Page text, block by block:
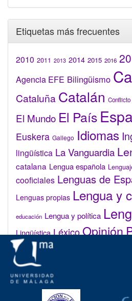
Etiquetas más frecuentes
2010 2011 2013 2014 2015 2016
Agencia EFE Bilingüismo
Cataluña Catalán
El Mundo El País
Euskera Gallego Idiomas
lingüística La Vanguardia
catalana Lengua española
cooficiales Lenguas de
Lenguas propias Lengua y
educación Lengua y política
Lingüística LéxicoOpinión
lingüística
Valenciano